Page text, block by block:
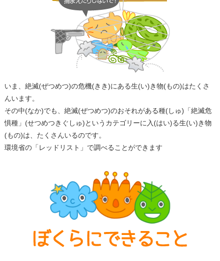
いま、絶滅(ぜつめつ)の危機(きき)にある生(い)き物(もの)はたくさ
んいます。
その中(なか)でも、絶滅(ぜつめつ)のおそれがある種(しゅ)「絶滅危
惧種」(せつめつきぐしゅ)というカテゴリーに入(はい)る生(い)き物
(もの)は、たくさんいるのです。
環境省の「レッドリスト」で調べることができます